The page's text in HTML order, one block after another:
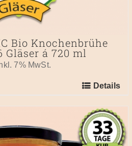
Bio Knochenbrühe
Gläser á 720 ml
7% MwSt.
Details